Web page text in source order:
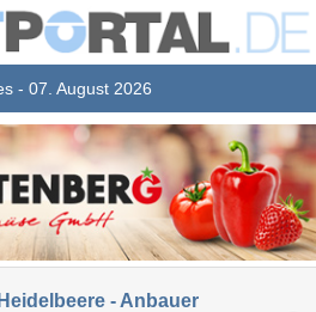
- 07. August 2026
- Anbauer